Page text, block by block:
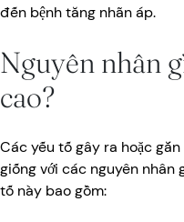
đến bệnh tăng nhãn áp.
Nguyên nhân
cao?
Các yếu tố gây ra hoặc
giống với các nguyên nhân
tố này bao gồm: